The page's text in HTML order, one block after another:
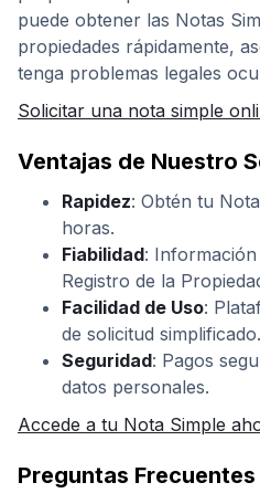
puede obtener las Notas
propiedades rápidamente,
tenga problemas legales
Solicitar una nota simple
Ventajas de Nuestro
Rapidez: Obtén tu
horas.
Fiabilidad:
Registro de la
Facilidad de Uso:
de solicitud simplificado.
Seguridad: Pagos
datos personales.
Accede a tu Nota Simple
Preguntas Frecuentes